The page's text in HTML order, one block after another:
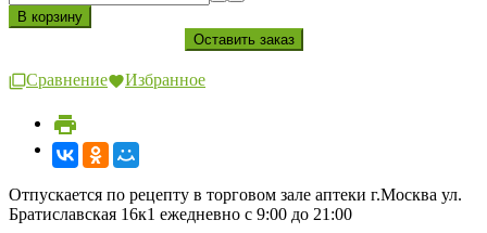
Сравнение Избранное
Отпускается по рецепту в торговом зале аптеки г.Москва ул.
Братиславская 16к1 ежедневно с 9:00 до 21:00